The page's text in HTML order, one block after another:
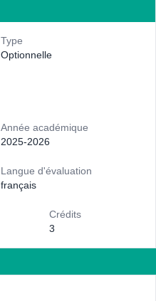
Type
Optionnelle
Année académique
2025-2026
Langue d'évaluation
français
Crédits
3